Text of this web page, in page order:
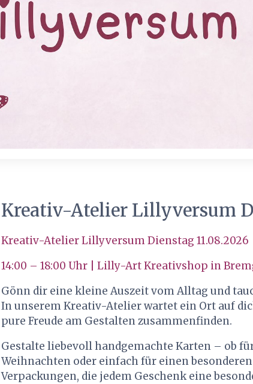
Kreativ-Atelier Lillyversum
Kreativ-Atelier Lillyversum Dienstag 11.08.2026
14:00 – 18:00 Uhr | Lilly-Art Kreativshop in
Gönn dir eine kleine Auszeit vom Alltag und
In unserem Kreativ-Atelier wartet ein Ort auf
pure Freude am Gestalten zusammenfinden.
Gestalte liebevoll handgemachte Karten – ob
Weihnachten oder einfach für einen
Verpackungen, die jedem Geschenk eine